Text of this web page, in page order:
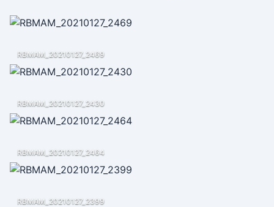
RBMAM_20210127_2469
RBMAM_20210127_2430
RBMAM_20210127_2464
RBMAM_20210127_2399